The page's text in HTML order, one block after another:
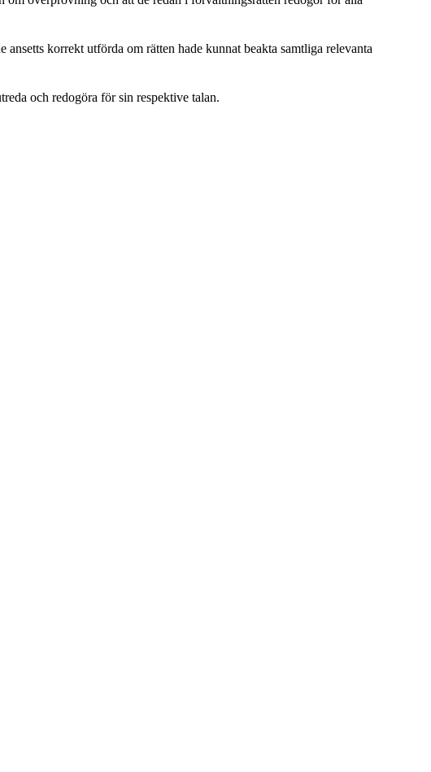
korrekt utförda om rätten hade kunnat beakta samtliga relevanta
och redogöra för sin respektive talan.